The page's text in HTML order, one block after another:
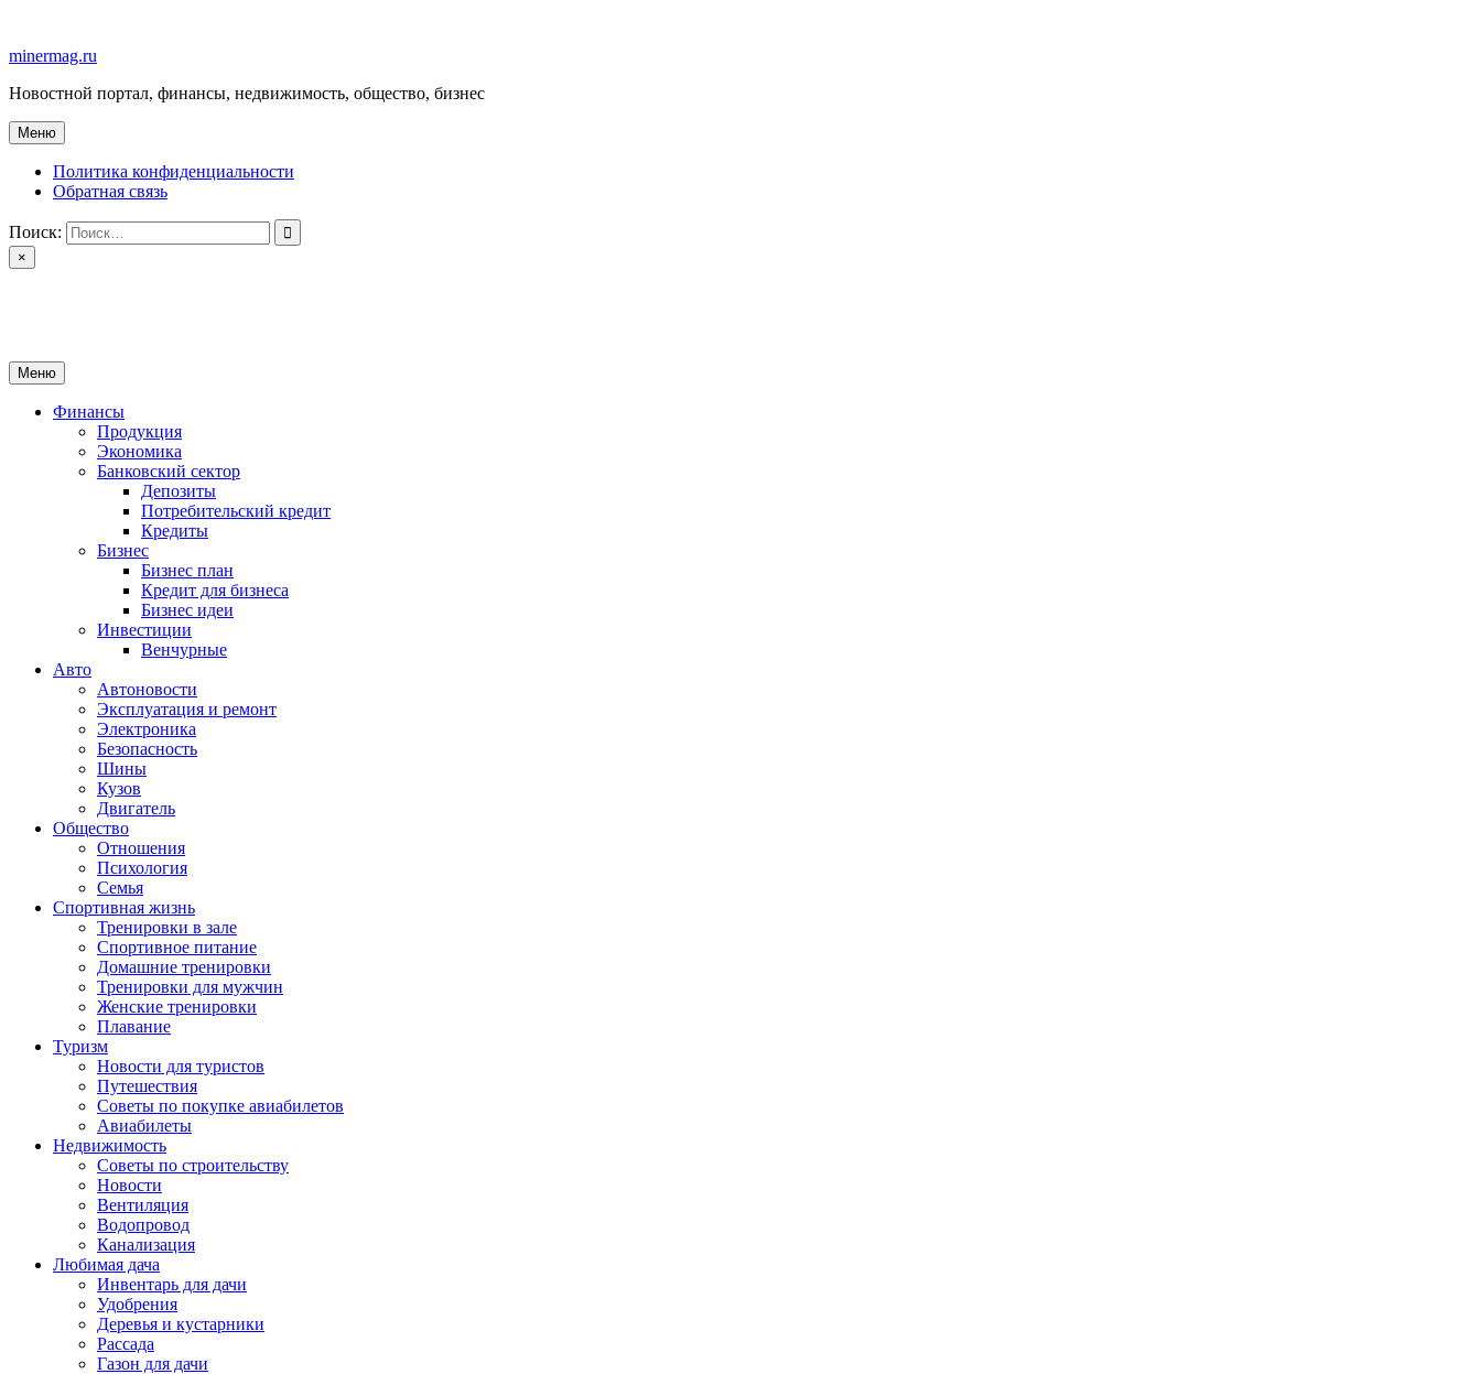
содержимому
minermag.ru
Новостной портал, финансы, недвижимость, общество, бизнес
Меню
Политика конфиденциальности
Обратная связь
Поиск:
×
Меню
Финансы
Продукция
Экономика
Банковский сектор
Депозиты
Потребительский кредит
Кредиты
Бизнес
Бизнес план
Кредит для бизнеса
Бизнес идеи
Инвестиции
Венчурные
Авто
Автоновости
Эксплуатация и ремонт
Электроника
Безопасность
Шины
Кузов
Двигатель
Общество
Отношения
Психология
Семья
Спортивная жизнь
Тренировки в зале
Спортивное питание
Домашние тренировки
Тренировки для мужчин
Женские тренировки
Плавание
Туризм
Новости для туристов
Путешествия
Советы по покупке авиабилетов
Авиабилеты
Недвижимость
Советы по строительству
Новости
Вентиляция
Водопровод
Канализация
Любимая дача
Инвентарь для дачи
Удобрения
Деревья и кустарники
Рассада
Газон для дачи